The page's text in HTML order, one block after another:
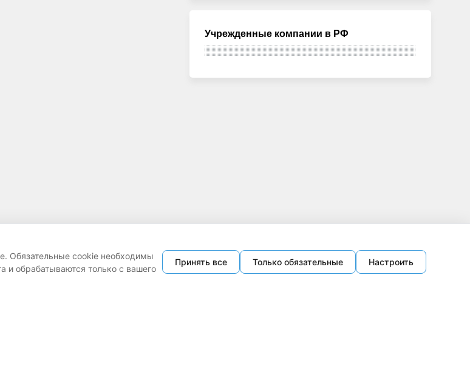
Учрежденные компании в РФ
Обязательные cookie необходимы
и обрабатываются только с вашего
Принять все Только обязательные Настроить